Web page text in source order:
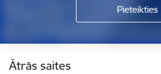
Ātrās saites